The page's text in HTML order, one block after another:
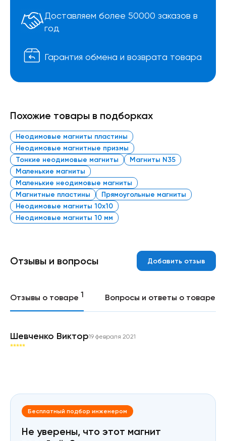
Доставляем более 50000 заказов в
год
Гарантия обмена и возврата товара
Похожие товары в подборках
Неодимовые магниты пластины
Неодимовые магнитные призмы
Тонкие неодимовые магниты
Магниты N35
Маленькие магниты
Маленькие неодимовые магниты
Магнитные пластины
Прямоугольные магниты
Неодимовые магниты 10х10
Неодимовые магниты 10 мм
Отзывы и вопросы Добавить отзыв
Отзывы о товаре 1 Вопросы и ответы о товаре
Шевченко Виктор19 февраля 2021
Бесплатный подбор инженером
Не уверены, что этот магнит